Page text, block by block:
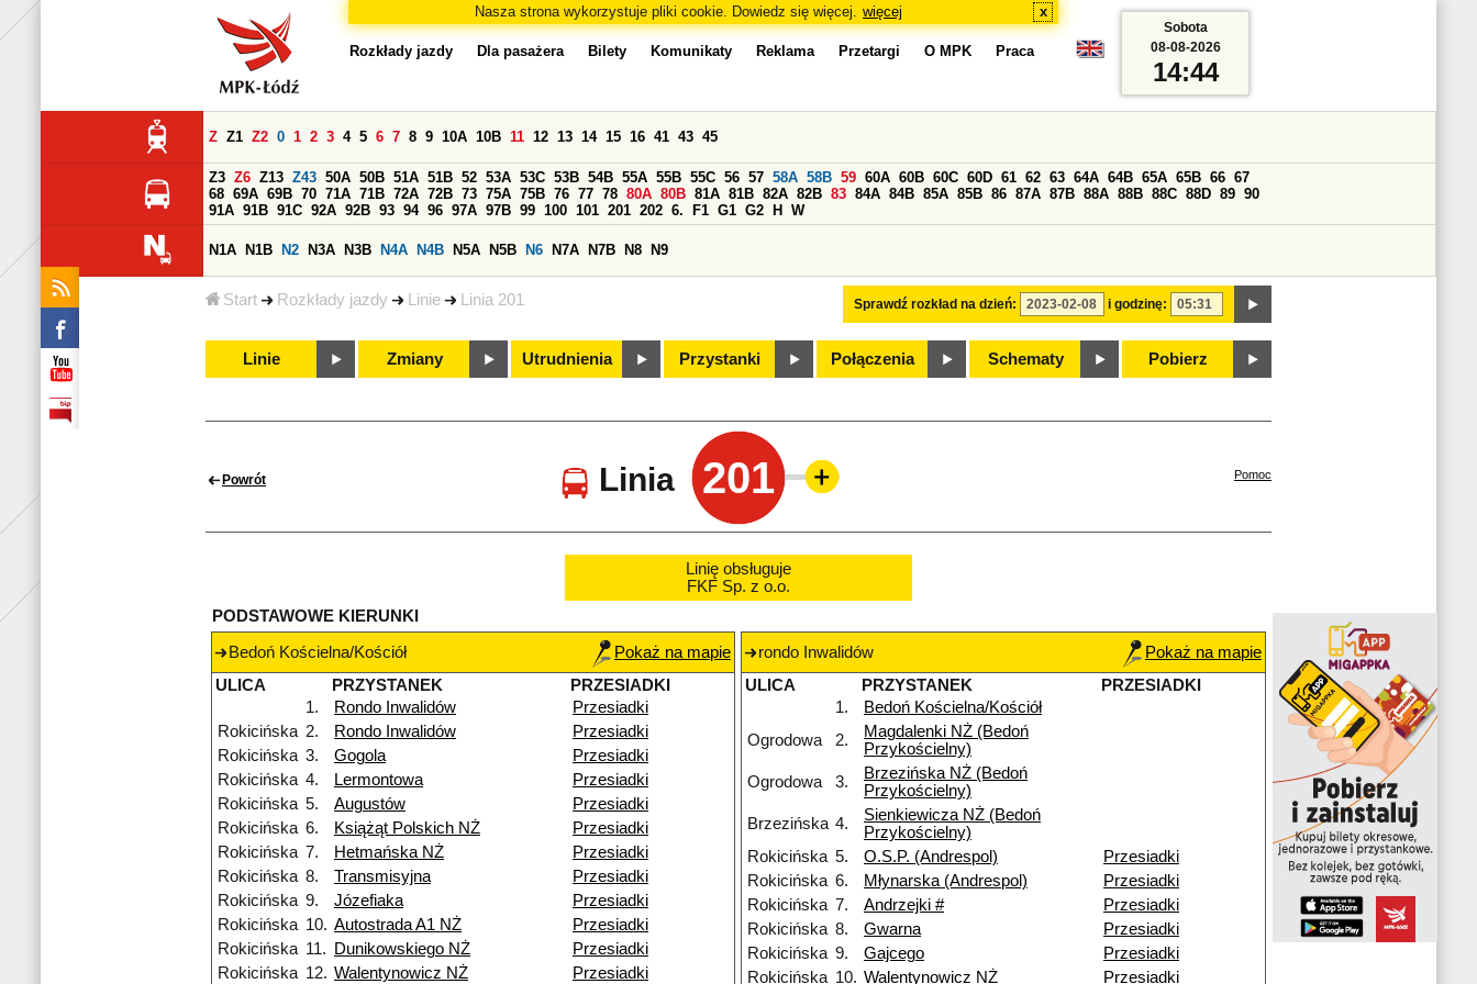
Nasza strona wykorzystuje pliki cookie. Dowiedz się więcej. więcej x
Start Rozkłady jazdy Linie Linia 201
Rozkłady jazdy Dla pasażera Bilety Komunikaty Reklama Przetargi O MPK Praca
Sprawdź rozkład na dzień: i godzinę:
Z Z1 Z2 0 1 2 3 4 5 6 7 8 9 10A 10B 11 12 13 14 15 16 41 43 45
Z3 Z6 Z13 Z43 50A 50B 51A 51B 52 53A 53C 53B 54B 55A 55B 55C 56 57 58A 58B 59 60A 60B 60C 60D 61 62 63 64A 64B 65A 65B 66 67
68 69A 69B 70 71A 71B 72A 72B 73 75A 75B 76 77 78 80A 80B 81A 81B 82A 82B 83 84A 84B 85A 85B 86 87A 87B 88A 88B 88C 88D 89 90
91A 91B 91C 92A 92B 93 94 96 97A 97B 99 100 101 201 202 6. F1 G1 G2 H W
N1A N1B N2 N3A N3B N4A N4B N5A N5B N6 N7A N7B N8 N9
Linie Zmiany Utrudnienia Przystanki Połączenia Schematy Pobierz
Sobota
08-08-2026
14:44
Powrót Linia 201 Pomoc
Linię obsługuje
FKF Sp. z o.o.
PODSTAWOWE KIERUNKI
Bedoń Kościelna/Kościół
Pokaż na mapie
ULICA
PRZYSTANEK
PRZESIADKI
1.
Rondo Inwalidów
Przesiadki
Rokicińska 2. Rondo Inwalidów
Przesiadki
Rokicińska 3. Gogola
Przesiadki
Rokicińska 4. Lermontowa
Przesiadki
Rokicińska 5. Augustów
Przesiadki
Rokicińska 6. Książąt Polskich NŻ
Przesiadki
Rokicińska 7. Hetmańska NŻ
Przesiadki
Rokicińska 8. Transmisyjna
Przesiadki
Rokicińska 9. Józefiaka
Przesiadki
Rokicińska 10. Autostrada A1 NŻ
Przesiadki
Rokicińska 11. Dunikowskiego NŻ
Przesiadki
Rokicińska 12. Walentynowicz NŻ Przesiadki
rondo Inwalidów
Pokaż na mapie
ULICA
PRZYSTANEK
PRZESIADKI
1.
Bedoń Kościelna/Kościół
Ogrodowa
2.
Magdalenki NŻ (Bedoń
Przykościelny)
Ogrodowa
3.
Brzezińska NŻ (Bedoń
Przykościelny)
Brzezińska 4.
Sienkiewicza NŻ (Bedoń
Przykościelny)
Rokicińska 5. O.S.P. (Andrespol)
Przesiadki
Rokicińska 6. Młynarska (Andrespol)
Przesiadki
Rokicińska 7. Andrzejki #
Przesiadki
Rokicińska 8. Gwarna
Przesiadki
Rokicińska 9. Gajcego
Przesiadki
Rokicińska 10. Walentynowicz NŻ Przesiadki